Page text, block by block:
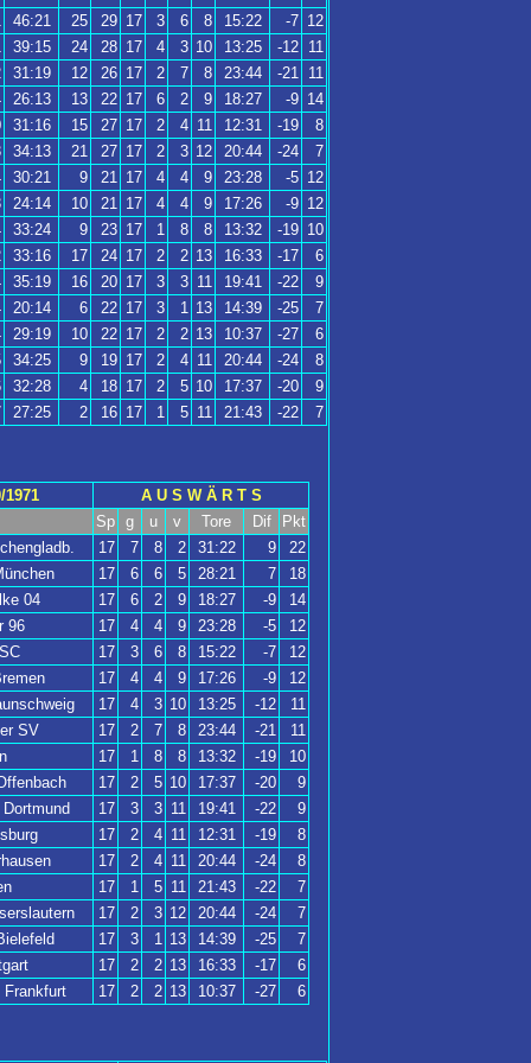
46:21 25 29 17 3 6 8 15:22 -7 12
39:15 24 28 17 4 3 10 13:25 -12 11
31:19 12 26 17 2 7 8 23:44 -21
11
26:13 13 22 17 6 2 9 18:27 -9 14
31:16 15 27 17 2 4 11 12:31 -19
8
34:13 21 27 17 2 3 12 20:44 -24
7
30:21 9 21 17 4 4 9 23:28 -5 12
24:14 10 21 17 4 4 9 17:26 -9 12
33:24 9 23 17 1 8 8 13:32 -19 10
33:16 17 24 17 2 2 13 16:33 -17
6
35:19 16 20 17 3 3 11 19:41 -22
9
20:14 6 22 17 3 1 13 14:39 -25
7
29:19 10 22 17 2 2 13 10:37 -27
6
34:25 9 19 17 2 4 11 20:44 -24
8
32:28 4 18 17 2 5 10 17:37 -20
9
27:25 2 16 17 1 5 11 21:43 -22 7
1971
A U S W Ä R T S
Sp g u v Tore Dif
Pkt
17 7 8 2 31:22 9
22
17 6 6 5 28:21 7
18
04
17 6 2 9 18:27 -9
14
96
17 4 4 9 23:28 -5
12
17 3 6 8 15:22 -7
12
17 4 4 9 17:26 -9
12
17 4 3 10 13:25 -12
11
SV
17 2 7 8 23:44 -21
11
17 1 8 8 13:32 -19
10
17 2 5 10 17:37 -20
9
17 3 3 11 19:41 -22
9
17 2 4 11 12:31 -19
8
17 2 4 11 20:44 -24
8
17 1 5 11 21:43 -22
7
17 2 3 12 20:44 -24
7
17 3 1 13 14:39 -25
7
17 2 2 13 16:33 -17
6
Frankfurt
17 2 2 13 10:37 -27 6